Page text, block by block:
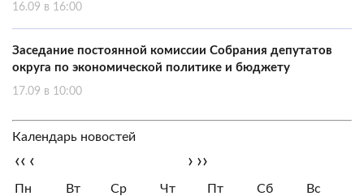
16.09 в 16:00
Заседание постоянной комиссии Собрания депутатов
округа по экономической политике и бюджету
17.09 в 10:00
Календарь новостей
‹‹ ‹ › ››
Пн Вт Ср Чт Пт Сб Вс